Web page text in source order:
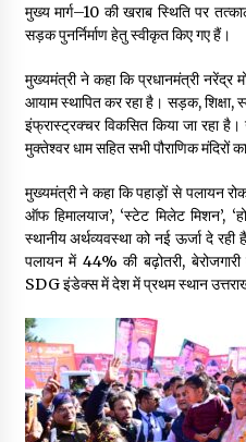
मुख्य मार्ग–10 की खराब स्थिति पर
सड़क पुनर्निर्माण हेतु स्वीकृत किए गए हैं।
मुख्यमंत्री ने कहा कि प्रधानमंत्री नरेंद्र
आयाम स्थापित कर रहा है। सड़क, शिक्षा,
इंफ्रास्ट्रक्चर विकसित किया जा रहा है।
मुक्तेश्वर धाम सहित सभी पौराणिक मंदिरों
मुख्यमंत्री ने कहा कि पहाड़ों से पलायन
ऑफ हिमालयाज’, ‘स्टेट मिलेट मिशन’,
स्थानीय अर्थव्यवस्था को नई ऊर्जा दे रही
पलायन में 44% की बढ़ोतरी,
SDG इंडेक्स में देश में प्रथम स्थान